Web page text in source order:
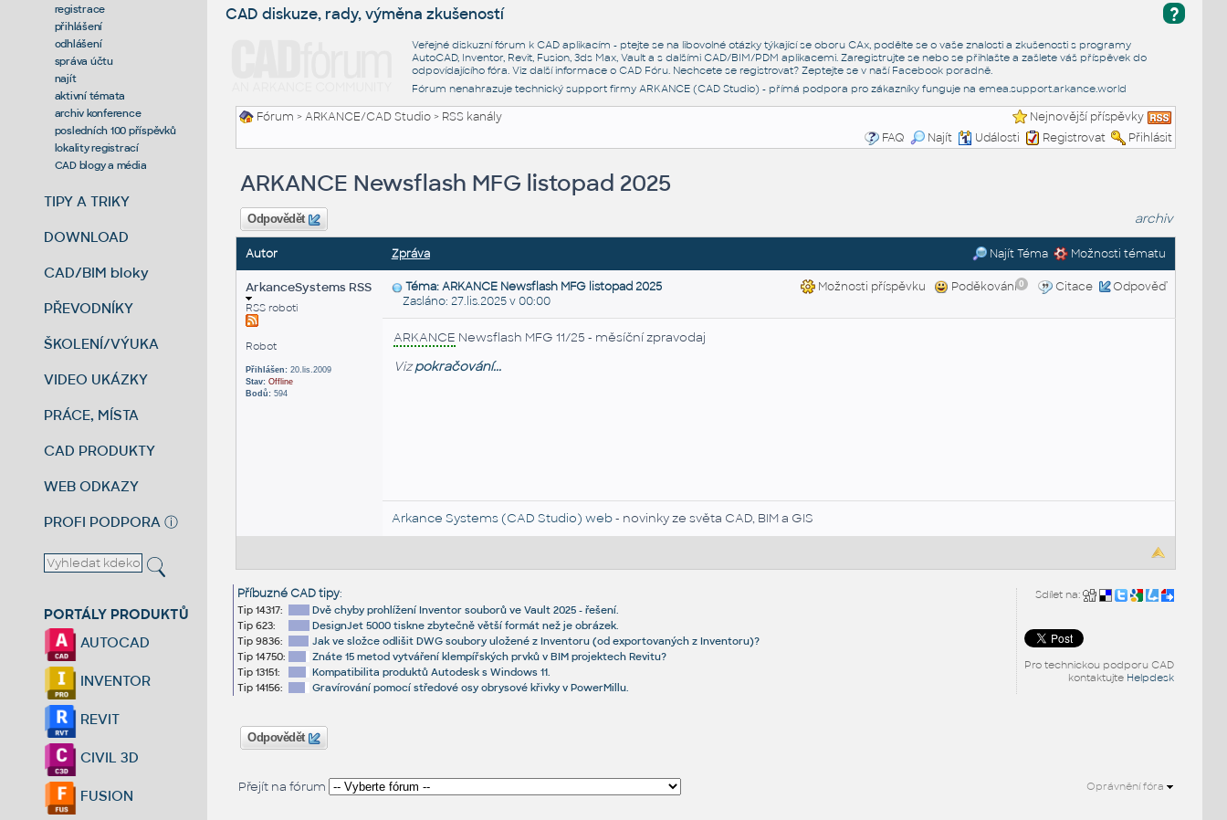
registrace
přihlášení
odhlášení
správa účtu
najít
aktivní témata
archiv konference
posledních 100 příspěvků
lokality registrací
CAD blogy a média
TIPY A TRIKY
DOWNLOAD
CAD/BIM bloky
PŘEVODNÍKY
ŠKOLENÍ/VÝUKA
VIDEO UKÁZKY
PRÁCE, MÍSTA
CAD PRODUKTY
WEB ODKAZY
PROFI PODPORA ⓘ
PORTÁLY PRODUKTŮ
AUTOCAD
INVENTOR
REVIT
CIVIL 3D
FUSION
?
CAD diskuze, rady, výměna zkušeností
Veřejné diskuzní fórum k CAD aplikacím - ptejte se na libovolné otázky týkající se oboru CAx, podělte se o vaše znalosti a zkušenosti s programy
AutoCAD, Inventor, Revit, Fusion, 3ds Max, Vault a s dalšími CAD/BIM/PDM aplikacemi. Zaregistrujte se nebo se přihlašte a zašlete váš příspěvek do
odpovídajícího fóra. Viz další informace o CAD Fóru. Nechcete se registrovat? Zeptejte se v naší Facebook poradně.
Fórum nenahrazuje technický support firmy ARKANCE (CAD Studio) - přímá podpora pro zákazníky funguje na emea.support.arkance.world
Fórum >ARKANCE/CAD Studio> RSS kanály
Nejnovější příspěvky
FAQ
Najít Události Registrovat Přihlásit
ARKANCE Newsflash MFG listopad 2025
Odpovědět archiv
Autor Zpráva Najít Téma Možnosti tématu
ArkanceSystems RSS
RSS roboti
Robot
Přihlášen:20.lis.2009
Stav: Offline
Bodů:594
Možnosti příspěvku Poděkování 0 Citace Odpověď
Téma: ARKANCE Newsflash MFG listopad 2025
Zasláno: 27.lis.2025 v 00:00
ARKANCE Newsflash MFG 11/25 - měsíční zpravodaj
Vizpokračování...
Arkance Systems (CAD Studio) web- novinky ze světa CAD, BIM a GIS
Sdílet na:
Pro technickou podporu CAD
kontaktujte Helpdesk
Příbuzné CAD tipy:
Tip 14317:
Dvě chyby prohlížení Inventor souborů ve Vault 2025 - řešení.
Tip 623:
DesignJet 5000 tiskne zbytečně větší formát než je obrázek.
Tip 9836:
Jak ve složce odlišit DWG soubory uložené z Inventoru (od exportovaných z Inventoru)?
Tip 14750:
Znáte 15 metod vytváření klempířských prvků v BIM projektech Revitu?
Tip 13151:
Kompatibilita produktů Autodesk s Windows 11.
Tip 14156:
Gravírování pomocí středové osy obrysové křivky v PowerMillu.
Odpovědět
Přejít na fórum Oprávnění fóra